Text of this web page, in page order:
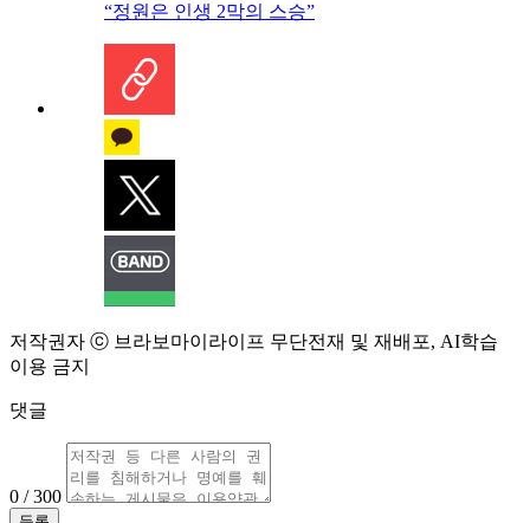
“정원은 인생 2막의 스승”
저작권자 ⓒ 브라보마이라이프 무단전재 및 재배포, AI학습
이용 금지
댓글
0 / 300